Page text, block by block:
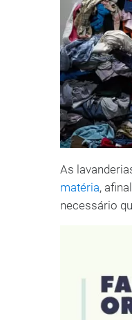
As
matéria,
necessário